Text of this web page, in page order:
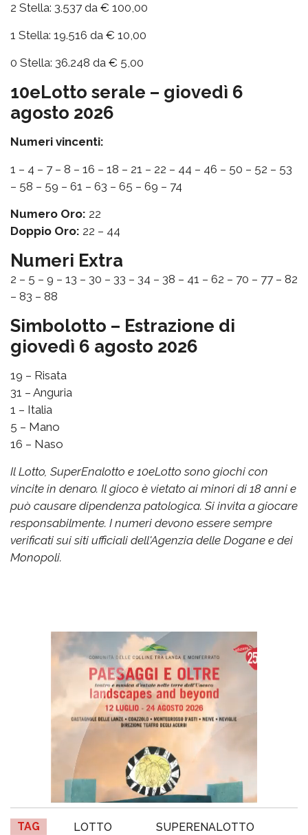
2 Stella: 3.537 da € 100,00
1 Stella: 19.516 da € 10,00
0 Stella: 36.248 da € 5,00
10eLotto serale – giovedì 6
agosto 2026
Numeri vincenti:
1 – 4 – 7 – 8 – 16 – 18 – 21 – 22 – 44 – 46 – 50 – 52 – 53
– 58 – 59 – 61 – 63 – 65 – 69 – 74
Numero Oro: 22
Doppio Oro: 22 – 44
Numeri Extra
2 – 5 – 9 – 13 – 30 – 33 – 34 – 38 – 41 – 62 – 70 – 77 – 82
– 83 – 88
Simbolotto – Estrazione di
giovedì 6 agosto 2026
19 – Risata
31 – Anguria
1 – Italia
5 – Mano
16 – Naso
Il Lotto, SuperEnalotto e 10eLotto sono giochi con
vincite in denaro. Il gioco è vietato ai minori di 18 anni e
può causare dipendenza patologica. Si invita a giocare
responsabilmente. I numeri devono essere sempre
verificati sui siti ufficiali dell'Agenzia delle Dogane e dei
Monopoli.
TAG LOTTO
SUPERENALOTTO